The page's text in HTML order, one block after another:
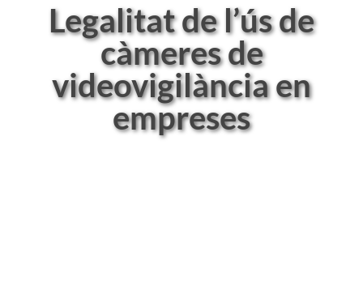
Legalitat de l’ús de
càmeres de
videovigilància en
empreses